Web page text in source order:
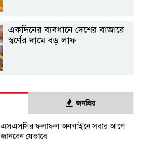
একদিনের ব্যবধানে দেশের বাজারে
স্বর্ণের দামে বড় লাফ
জনপ্রিয়
এসএসসির ফলাফল অনলাইনে সবার আগে
জানবেন যেভাবে